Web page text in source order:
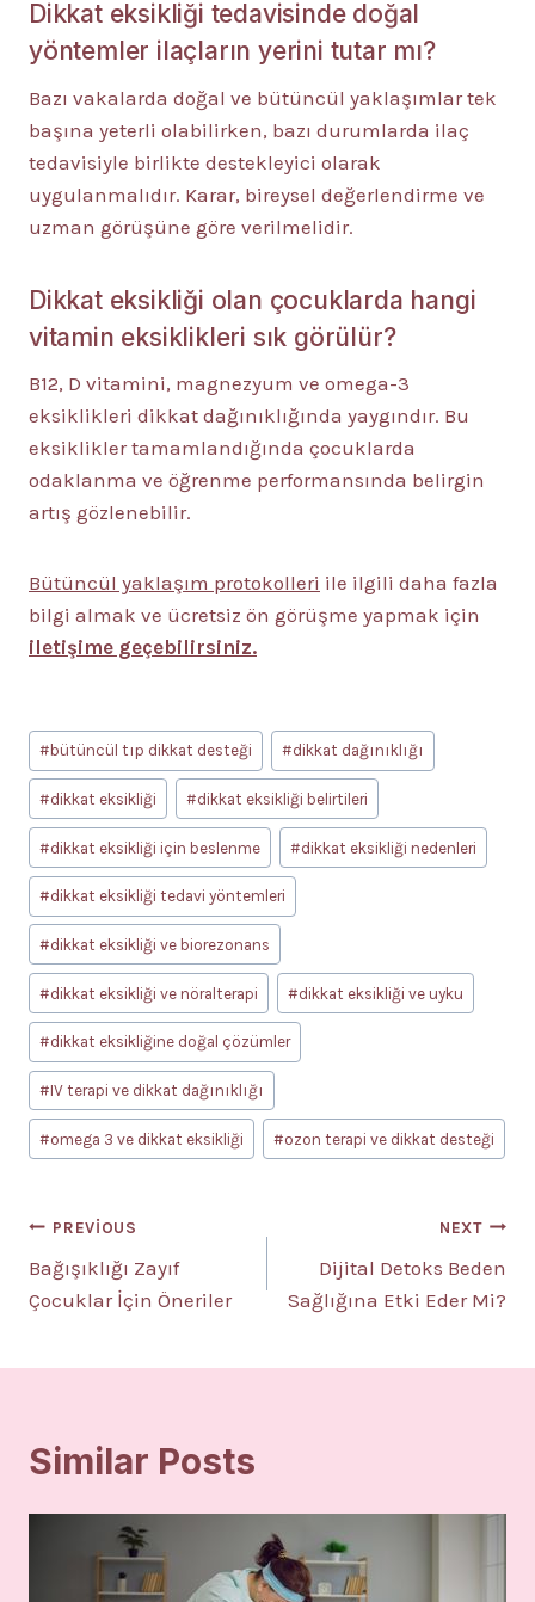
Dikkat eksikliği tedavisinde doğal
yöntemler ilaçların yerini tutar mı?
Bazı vakalarda doğal ve bütüncül yaklaşımlar tek
başına yeterli olabilirken, bazı durumlarda ilaç
tedavisiyle birlikte destekleyici olarak
uygulanmalıdır. Karar, bireysel değerlendirme ve
uzman görüşüne göre verilmelidir.
Dikkat eksikliği olan çocuklarda hangi
vitamin eksiklikleri sık görülür?
B12, D vitamini, magnezyum ve omega-3
eksiklikleri dikkat dağınıklığında yaygındır. Bu
eksiklikler tamamlandığında çocuklarda
odaklanma ve öğrenme performansında belirgin
artış gözlenebilir.
Bütüncül yaklaşım protokolleri ile ilgili daha fazla
bilgi almak ve ücretsiz ön görüşme yapmak için
iletişime geçebilirsiniz.
Post
Tags:
#bütüncül tıp dikkat desteği #dikkat dağınıklığı
#dikkat eksikliği #dikkat eksikliği belirtileri
#dikkat eksikliği için beslenme #dikkat eksikliği nedenleri
#dikkat eksikliği tedavi yöntemleri
#dikkat eksikliği ve biorezonans
#dikkat eksikliği ve nöralterapi #dikkat eksikliği ve uyku
#dikkat eksikliğine doğal çözümler
#IV terapi ve dikkat dağınıklığı
#omega 3 ve dikkat eksikliği #ozon terapi ve dikkat desteği
Yazı
gezinmesi
PREVIOUS
Bağışıklığı Zayıf
Çocuklar İçin Öneriler
NEXT
Dijital Detoks Beden
Sağlığına Etki Eder Mi?
Similar Posts